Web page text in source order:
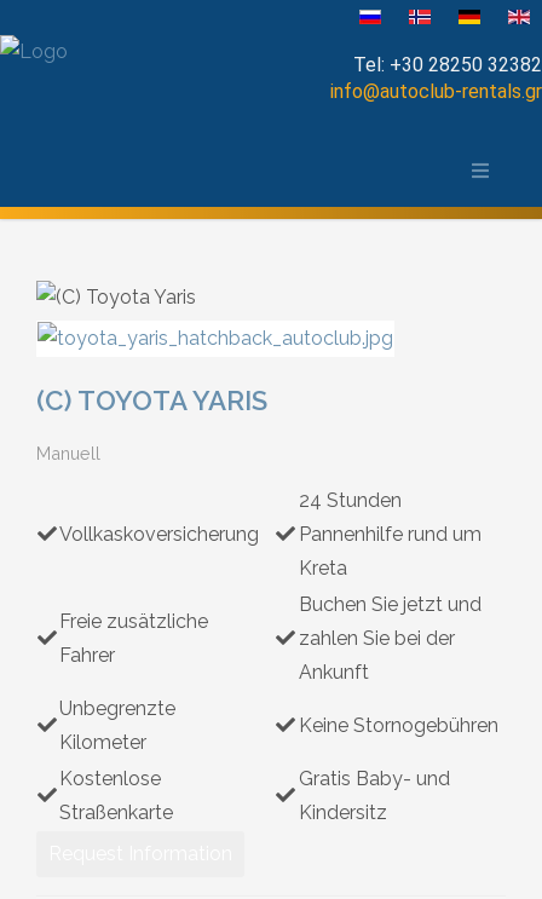
Tel: +30 28250 32382
info@autoclub-rentals.gr
(C) TOYOTA YARIS
Manuell
Vollkaskoversicherung
24 Stunden
Pannenhilfe rund um
Kreta
Freie zusätzliche
Fahrer
Buchen Sie jetzt und
zahlen Sie bei der
Ankunft
Unbegrenzte
Kilometer
Keine Stornogebühren
Kostenlose
Straßenkarte
Gratis Baby- und
Kindersitz
Open Top